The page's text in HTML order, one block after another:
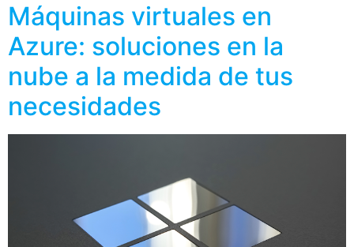
Máquinas virtuales en
Azure: soluciones en la
nube a la medida de tus
necesidades